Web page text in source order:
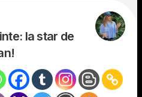
la star de